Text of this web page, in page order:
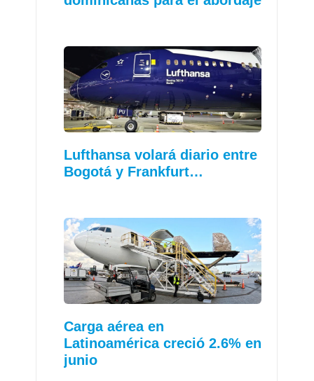
Lufthansa volará diario entre
Bogotá y Frankfurt…
Carga aérea en
Latinoamérica creció 2.6% en
junio